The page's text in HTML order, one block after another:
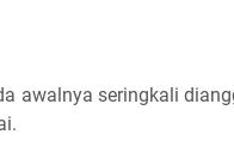
awalnya seringkali